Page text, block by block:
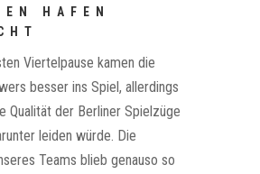
HAFEN
Viertelpause kamen die
besser ins Spiel, allerdings
Qualität der Berliner Spielzüge
leiden würde. Die
Teams blieb genauso so